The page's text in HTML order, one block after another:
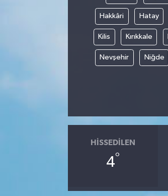
Hakkâri Hatay
Kilis Kırıkkale
Nevşehir Niğde
HISSEDILEN
4°